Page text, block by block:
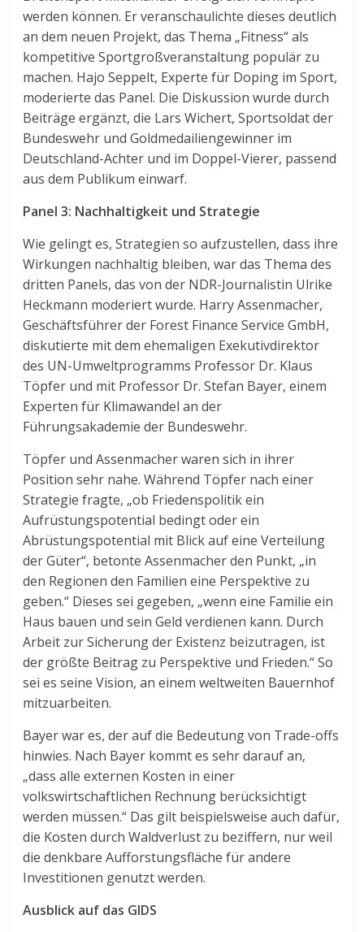
werden können. Er veranschaulichte dieses deutlich
an dem neuen Projekt, das Thema „Fitness“ als
kompetitive Sportgroßveranstaltung populär zu
machen. Hajo Seppelt, Experte für Doping im Sport,
moderierte das Panel. Die Diskussion wurde durch
Beiträge ergänzt, die Lars Wichert, Sportsoldat der
Bundeswehr und Goldmedailiengewinner im
Deutschland-Achter und im Doppel-Vierer, passend
aus dem Publikum einwarf.
Panel 3: Nachhaltigkeit und Strategie
Wie gelingt es, Strategien so aufzustellen, dass ihre
Wirkungen nachhaltig bleiben, war das Thema des
dritten Panels, das von der NDR-Journalistin Ulrike
Heckmann moderiert wurde. Harry Assenmacher,
Geschäftsführer der Forest Finance Service GmbH,
diskutierte mit dem ehemaligen Exekutivdirektor
des UN-Umweltprogramms Professor Dr. Klaus
Töpfer und mit Professor Dr. Stefan Bayer, einem
Experten für Klimawandel an der
Führungsakademie der Bundeswehr.
Töpfer und Assenmacher waren sich in ihrer
Position sehr nahe. Während Töpfer nach einer
Strategie fragte, „ob Friedenspolitik ein
Aufrüstungspotential bedingt oder ein
Abrüstungspotential mit Blick auf eine Verteilung
der Güter“, betonte Assenmacher den Punkt, „in
den Regionen den Familien eine Perspektive zu
geben.“ Dieses sei gegeben, „wenn eine Familie ein
Haus bauen und sein Geld verdienen kann. Durch
Arbeit zur Sicherung der Existenz beizutragen, ist
der größte Beitrag zu Perspektive und Frieden.“ So
sei es seine Vision, an einem weltweiten Bauernhof
mitzuarbeiten.
Bayer war es, der auf die Bedeutung von Trade-offs
hinwies. Nach Bayer kommt es sehr darauf an,
„dass alle externen Kosten in einer
volkswirtschaftlichen Rechnung berücksichtigt
werden müssen.“ Das gilt beispielsweise auch dafür,
die Kosten durch Waldverlust zu beziffern, nur weil
die denkbare Aufforstungsfläche für andere
Investitionen genutzt werden.
Ausblick auf das GIDS